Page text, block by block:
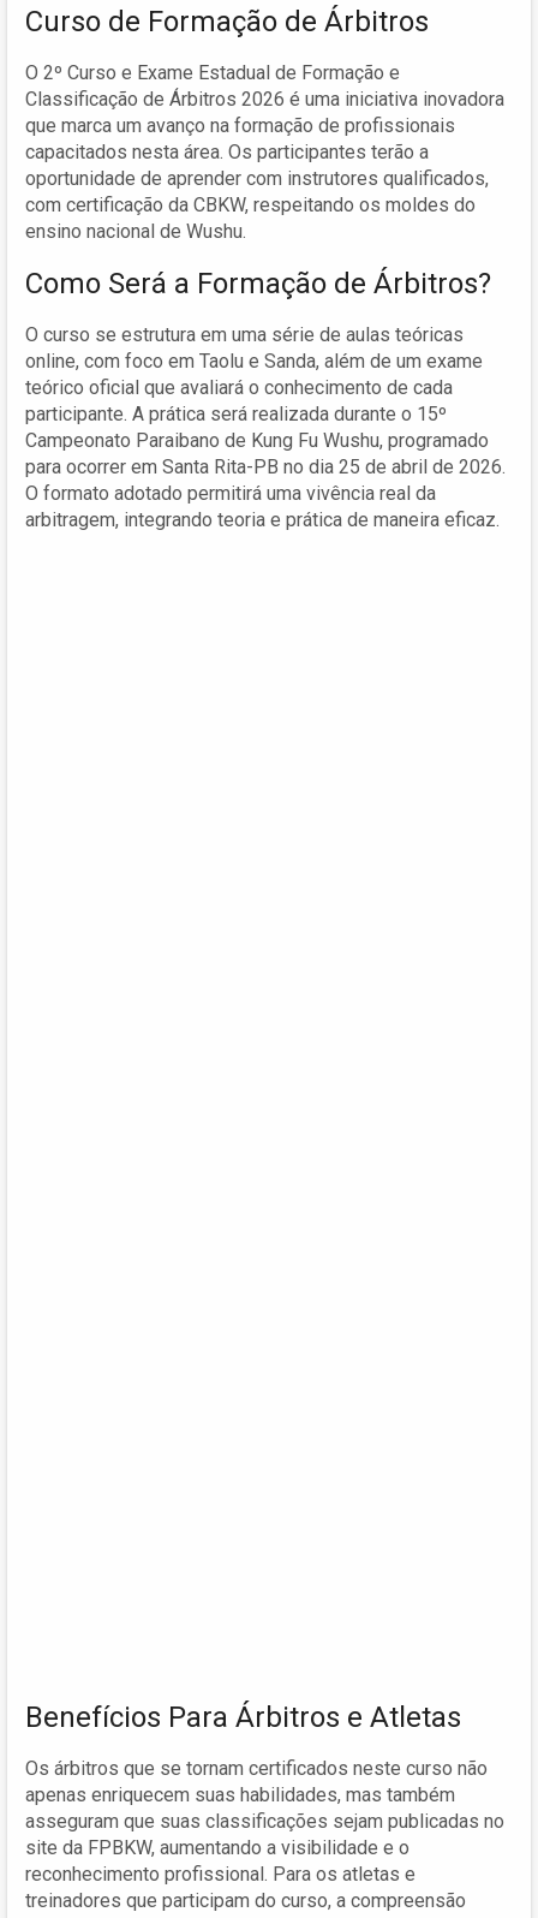
Curso de Formação de Árbitros
O 2º Curso e Exame Estadual de Formação e
Classificação de Árbitros 2026 é uma iniciativa inovadora
que marca um avanço na formação de profissionais
capacitados nesta área. Os participantes terão a
oportunidade de aprender com instrutores qualificados,
com certificação da CBKW, respeitando os moldes do
ensino nacional de Wushu.
Como Será a Formação de Árbitros?
O curso se estrutura em uma série de aulas teóricas
online, com foco em Taolu e Sanda, além de um exame
teórico oficial que avaliará o conhecimento de cada
participante. A prática será realizada durante o 15º
Campeonato Paraibano de Kung Fu Wushu, programado
para ocorrer em Santa Rita-PB no dia 25 de abril de 2026.
O formato adotado permitirá uma vivência real da
arbitragem, integrando teoria e prática de maneira eficaz.
Benefícios Para Árbitros e Atletas
Os árbitros que se tornam certificados neste curso não
apenas enriquecem suas habilidades, mas também
asseguram que suas classificações sejam publicadas no
site da FPBKW, aumentando a visibilidade e o
reconhecimento profissional. Para os atletas e
treinadores que participam do curso, a compreensão